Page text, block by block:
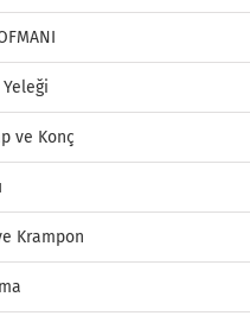
ve Konç
Krampon